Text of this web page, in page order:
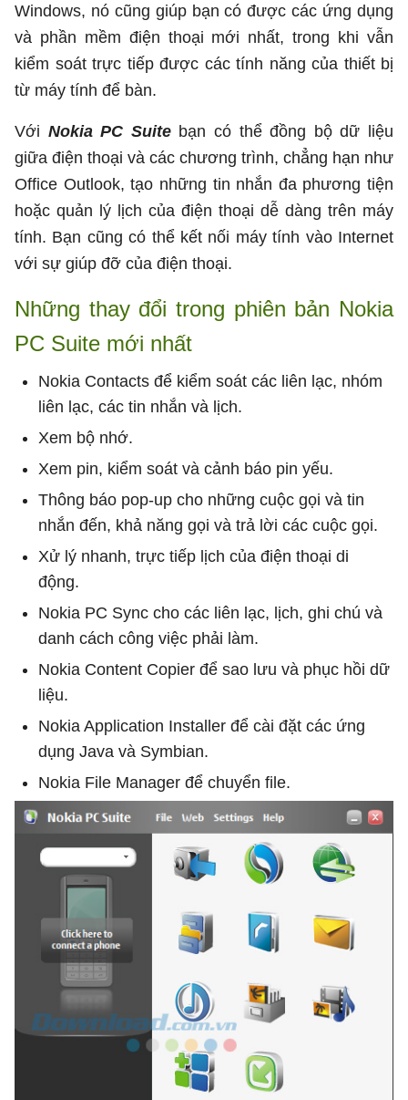
Windows, nó cũng giúp bạn có được các ứng dụng
và phần mềm điện thoại mới nhất, trong khi vẫn
kiểm soát trực tiếp được các tính năng của thiết bị
từ máy tính để bàn.
Với Nokia PC Suitebạn có thể đồng bộ dữ liệu
giữa điện thoại và các chương trình, chẳng hạn như
Office Outlook, tạo những tin nhắn đa phương tiện
hoặc quản lý lịch của điện thoại dễ dàng trên máy
tính. Bạn cũng có thể kết nối máy tính vào Internet
với sự giúp đỡ của điện thoại.
Những thay đổi trong phiên bản Nokia
PC Suite mới nhất
Nokia Contacts để kiểm soát các liên lạc, nhóm
liên lạc, các tin nhắn và lịch.
Xem bộ nhớ.
Xem pin, kiểm soát và cảnh báo pin yếu.
Thông báo pop-up cho những cuộc gọi và tin
nhắn đến, khả năng gọi và trả lời các cuộc gọi.
Xử lý nhanh, trực tiếp lịch của điện thoại di
động.
Nokia PC Sync cho các liên lạc, lịch, ghi chú và
danh cách công việc phải làm.
Nokia Content Copier để sao lưu và phục hồi dữ
liệu.
Nokia Application Installer để cài đặt các ứng
dụng Java và Symbian.
Nokia File Manager để chuyển file.